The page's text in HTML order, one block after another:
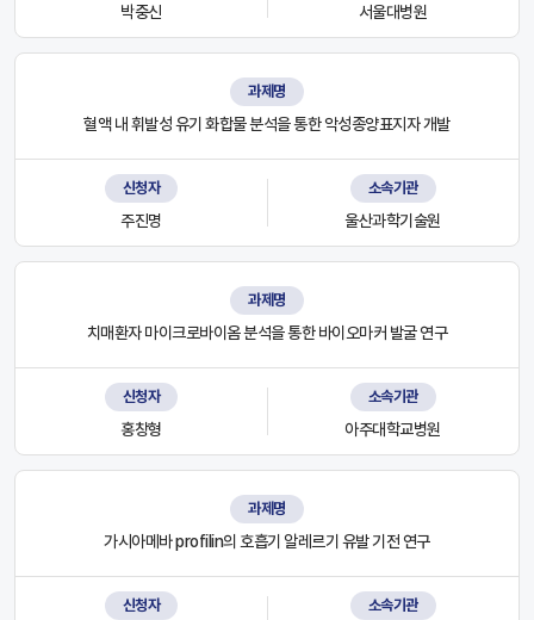
박중신 서울대병원
과제명
혈액 내 휘발성 유기 화합물 분석을 통한 악성종양표지자 개발
신청자
주진명
소속기관
울산과학기술원
과제명
치매환자 마이크로바이옴 분석을 통한 바이오마커 발굴 연구
신청자
홍창형
소속기관
아주대학교병원
과제명
가시아메바 profilin의 호흡기 알레르기 유발 기전 연구
신청자 소속기관